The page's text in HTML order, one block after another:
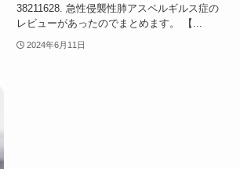
38211628. 急性侵襲性肺アスペルギルス症の
レビューがあったのでまとめます。 【...
2024年6月11日